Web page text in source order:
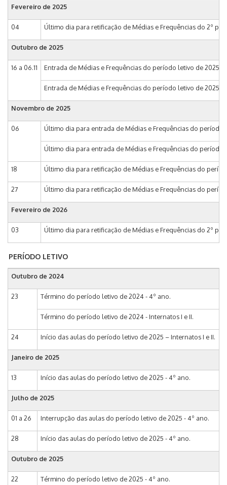
Fevereiro de 2025
04 Último dia para retificação de Médias e Frequências do 2º
Outubro de 2025
16 a 06.11 Entrada de Médias e Frequências do período letivo de 2025
Entrada de Médias e Frequências do período letivo de 2025
Novembro de 2025
06 Último dia para entrada de Médias e Frequências do período
Último dia para entrada de Médias e Frequências do período
18 Último dia para retificação de Médias e Frequências do
27 Último dia para retificação de Médias e Frequências do
Fevereiro de 2026
03 Último dia para retificação de Médias e Frequências do 2º
PERÍODO LETIVO
Outubro de 2024
23 Término do período letivo de 2024 - 4º ano.
Término do período letivo de 2024 - Internatos I e II.
24 Início das aulas do período letivo de 2025 – Internatos I e II.
Janeiro de 2025
13 Início das aulas do período letivo de 2025 - 4º ano.
Julho de 2025
01 a 26 Interrupção das aulas do período letivo de 2025 - 4º ano.
28 Início das aulas do período letivo de 2025 - 4º ano.
Outubro de 2025
22 Término do período letivo de 2025 - 4º ano.